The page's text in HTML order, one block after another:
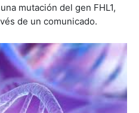
mutación del gen FHL1,
de un comunicado.